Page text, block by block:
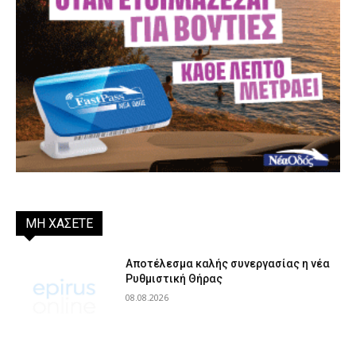
ΜΗ ΧΑΣΕΤΕ
Αποτέλεσμα καλής συνεργασίας η νέα
Ρυθμιστική Θήρας
08.08.2026